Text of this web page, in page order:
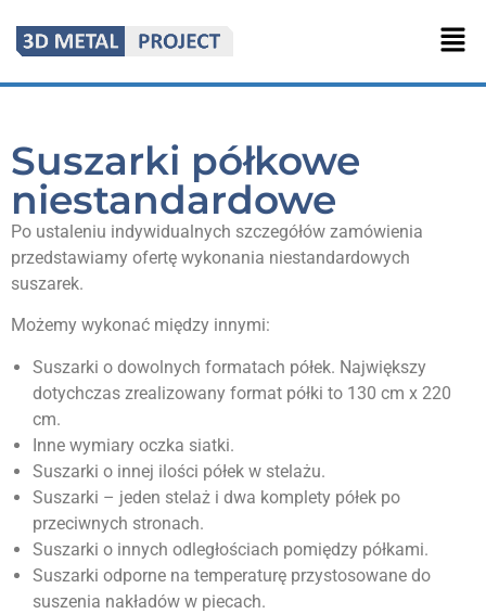
Suszarki półkowe
niestandardowe
Po ustaleniu indywidualnych szczegółów zamówienia
przedstawiamy ofertę wykonania niestandardowych
suszarek.
Możemy wykonać między innymi:
Suszarki o dowolnych formatach półek. Największy
dotychczas zrealizowany format półki to 130 cm x 220
cm.
Inne wymiary oczka siatki.
Suszarki o innej ilości półek w stelażu.
Suszarki – jeden stelaż i dwa komplety półek po
przeciwnych stronach.
Suszarki o innych odległościach pomiędzy półkami.
Suszarki odporne na temperaturę przystosowane do
suszenia nakładów w piecach.